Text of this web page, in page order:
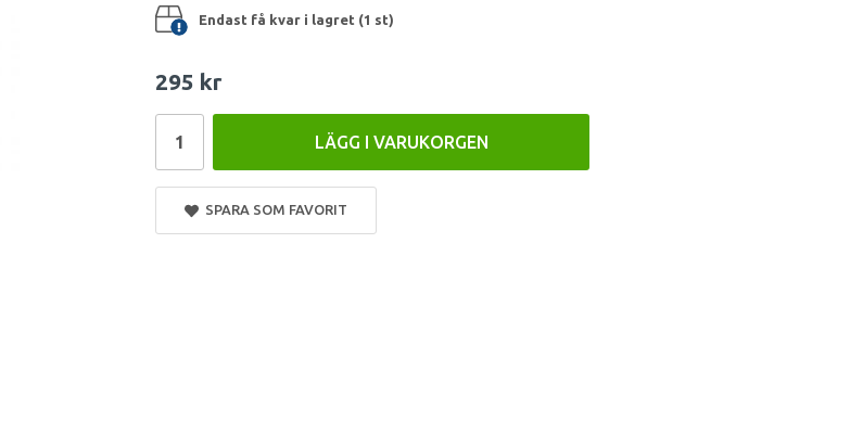
Endast få kvar i lagret (1 st)
295 kr
LÄGG I VARUKORGEN
SPARA SOM FAVORIT